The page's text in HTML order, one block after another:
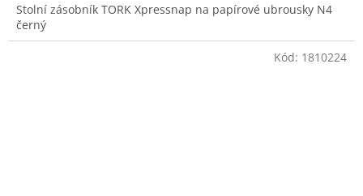
Stolní zásobník TORK Xpressnap na papírové ubrousky N4
černý
Kód: 1810224